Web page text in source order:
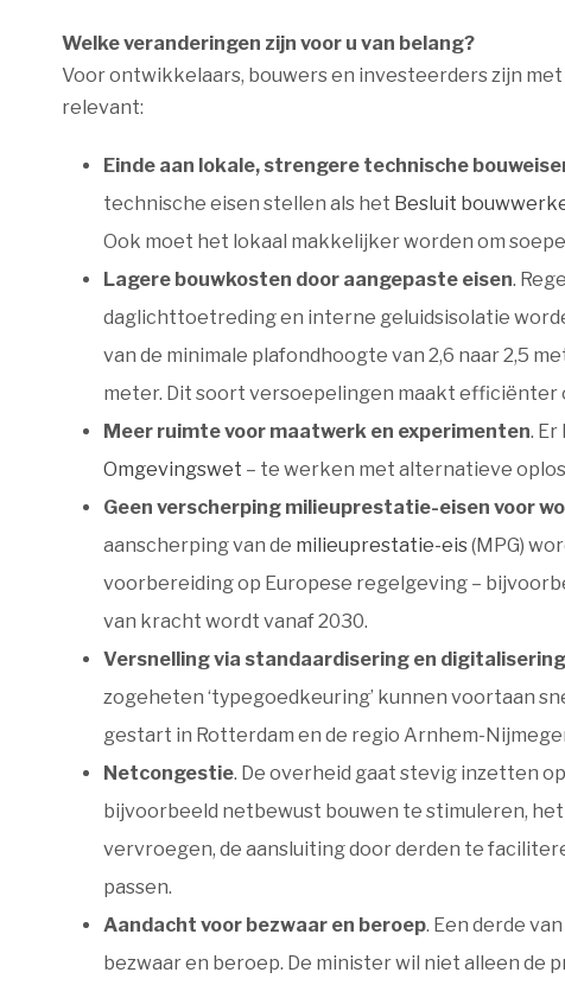
Welke veranderingen zijn voor u van belang?
Voor ontwikkelaars, bouwers en investeerders zijn met
relevant:
Einde aan lokale, strengere technische
technische eisen stellen als het Besluit
Ook moet het lokaal makkelijker worden om
Lagere bouwkosten door aangepaste eisen.
daglichttoetreding en interne geluidsisolatie
van de minimale plafondhoogte van 2,6 naar 2,5
meter. Dit soort versoepelingen maakt efficiënter
Meer ruimte voor maatwerk en experimenten.
Omgevingswet – te werken met alternatieve
Geen verscherping milieuprestatie-eisen voor
aanscherping van de milieuprestatie-eis(MPG)
voorbereiding op Europese regelgeving –
van kracht wordt vanaf 2030.
Versnelling via standaardisering en digitalisering
zogeheten ‘typegoedkeuring’ kunnen voortaan
gestart in Rotterdam en de regio Arnhem-
Netcongestie. De overheid gaat stevig inzetten
bijvoorbeeld netbewust bouwen te stimuleren,
vervroegen, de aansluiting door derden te
passen.
Aandacht voor bezwaar en beroep. Een derde
bezwaar en beroep. De minister wil niet alleen de